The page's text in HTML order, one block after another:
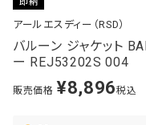
アールエスディー（RSD）
バルーン ジャケット
ー REJ53202S 004
販売価格 ¥8,896税込